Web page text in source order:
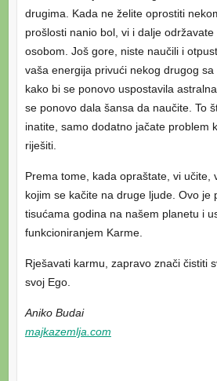
drugima. Kada ne želite oprostiti
prošlosti nanio bol, vi i dalje
osobom. Još gore, niste naučili i
vaša energija privući nekog drugog
kako bi se ponovo uspostavila
se ponovo dala šansa da naučite. To
inatite, samo dodatno jačate problem
riješiti.
Prema tome, kada opraštate, vi učite,
kojim se kačite na druge ljude. Ovo je
tisućama godina na našem planetu i
funkcioniranjem Karme.
Rješavati karmu, zapravo znači čistiti
svoj Ego.
Aniko Budai
majkazemlja.com